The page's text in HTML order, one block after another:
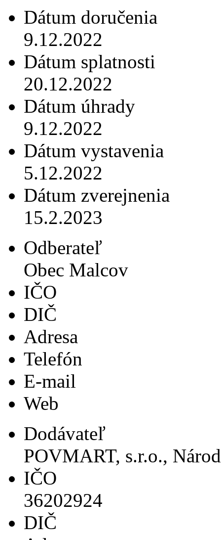
Dátum doručenia
9.12.2022
Dátum splatnosti
20.12.2022
Dátum úhrady
9.12.2022
Dátum vystavenia
5.12.2022
Dátum zverejnenia
15.2.2023
Odberateľ
Obec Malcov
IČO
DIČ
Adresa
Telefón
E-mail
Web
Dodávateľ
POVMART, s.r.o.,
IČO
36202924
DIČ